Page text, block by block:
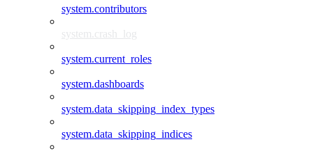
system.contributors
system.crash_log
system.current_roles
system.dashboards
system.data_skipping_index_types
system.data_skipping_indices